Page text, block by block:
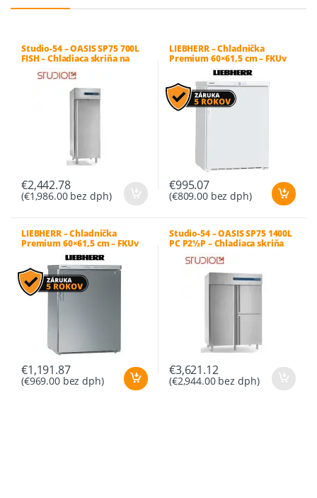
Studio-54 – OASIS SP75 700L
FISH – Chladiaca skriňa na
€2,442.78
(€1,986.00bez dph)
LIEBHERR – Chladnička
Premium 60×61,5 cm – FKUv
€995.07
(€809.00bez dph)
LIEBHERR – Chladnička
Premium 60×61,5 cm – FKUv
€1,191.87
(€969.00bez dph)
Studio-54 – OASIS SP75 1400L
PC P2½P – Chladiaca skriňa
€3,621.12
(€2,944.00bez dph)